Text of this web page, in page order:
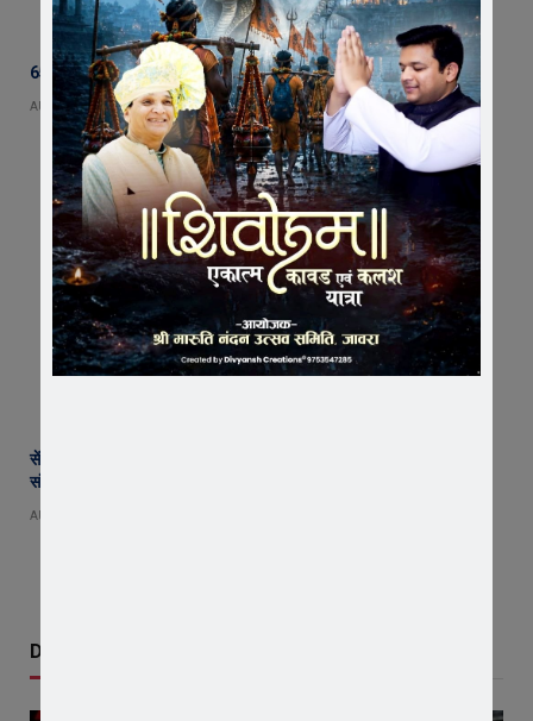
65 हजार रुपए भाड़ा न देने का आरोप, ट्रक चालक ने एसडीएम को सौंपा ज्ञापन
AUGUST 5, 2026
सेंट पॉल्स कॉन्वेंट स्कूल में छात्र परिषद का शपथ ग्रहण समारोह गरिमामय माहौल में
संपन्न
AUGUST 5, 2026
Don't Miss